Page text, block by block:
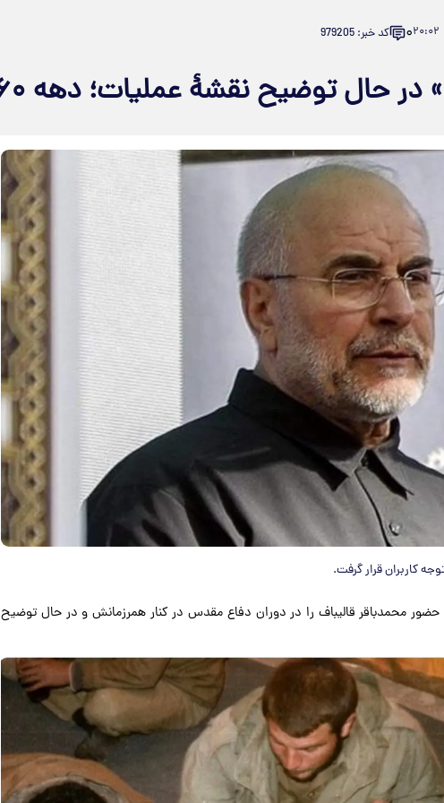
۲۰:۰۲۰ کد خبر: 979205
در حال توضیح نقشۀ عملیات؛ دهه ۶۰
کاربران قرار گرفت.
حضور محمدباقر قالیباف را در دوران دفاع مقدس در کنار همرزمانش و در حال توضیح